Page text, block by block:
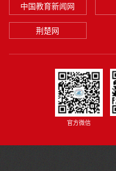
中国教育新闻网
荆楚网
官方微信